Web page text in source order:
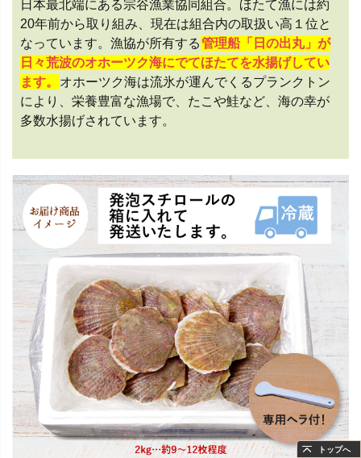
日本最北端にある宗谷漁業協同組合。ほたて漁には約
20年前から取り組み、現在は組合内の取扱い高１位と
なっています。漁協が所有する管理船「日の出丸」が
日々荒波のオホーツク海にでてほたてを水揚げしてい
ます。
オホーツク海は流氷が運んでくるプランクトン
により、栄養豊富な漁場で、たこや鮭など、海の幸が
多数水揚げされています。
トップへ